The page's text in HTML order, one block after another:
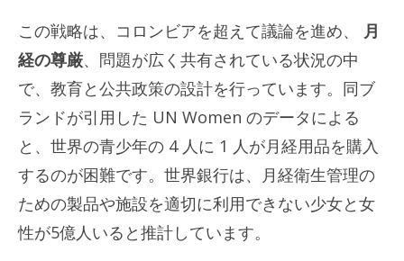
この戦略は、コロンビアを超えて議論を進め、
月
経の尊厳、問題が広く共有されている状況の中
で、教育と公共政策の設計を行っています。同ブ
ランドが引用した UN Women のデータによる
と、世界の青少年の 4 人に 1 人が月経用品を購入
するのが困難です。世界銀行は、月経衛生管理の
ための製品や施設を適切に利用できない少女と女
性が5億人いると推計しています。